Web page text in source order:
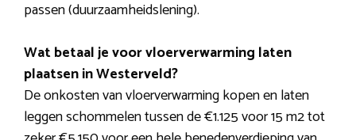
passen (duurzaamheidslening).
Wat betaal je voor vloerverwarming laten
plaatsen in Westerveld?
De onkosten van vloerverwarming kopen en laten
leggen schommelen tussen de €1.125 voor 15 m2 tot